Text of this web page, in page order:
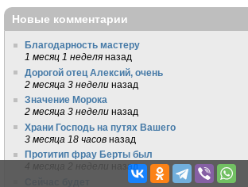
Новые комментарии
Благодарность мастеру
1 месяц 1 неделя назад
Дорогой отец Алексий, очень
2 месяца 3 недели назад
Значение Морока
2 месяца 3 недели назад
Храни Господь на путях Вашего
3 месяца 18 часов назад
Протитип фрау Берты был
назад